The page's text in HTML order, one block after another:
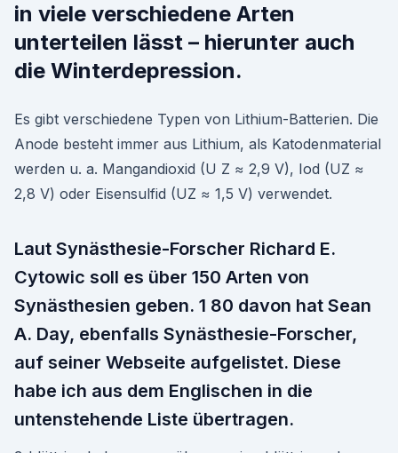
in viele verschiedene Arten
unterteilen lässt – hierunter auch
die Winterdepression.
Es gibt verschiedene Typen von Lithium-Batterien. Die
Anode besteht immer aus Lithium, als Katodenmaterial
werden u. a. Mangandioxid (U Z ≈ 2,9 V), Iod (UZ ≈
2,8 V) oder Eisensulfid (UZ ≈ 1,5 V) verwendet.
Laut Synästhesie-Forscher Richard E.
Cytowic soll es über 150 Arten von
Synästhesien geben. 1 80 davon hat Sean
A. Day, ebenfalls Synästhesie-Forscher,
auf seiner Webseite aufgelistet. Diese
habe ich aus dem Englischen in die
untenstehende Liste übertragen.